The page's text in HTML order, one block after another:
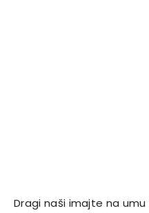
Dragi naši imajte na